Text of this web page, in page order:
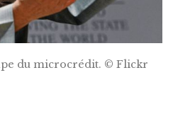
du microcrédit. © Flickr